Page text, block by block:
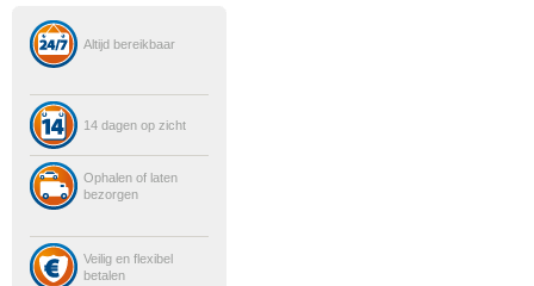
Altijd bereikbaar
14 dagen op zicht
Ophalen of laten
bezorgen
Veilig en flexibel
betalen